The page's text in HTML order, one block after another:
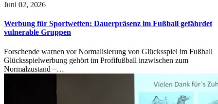
Juni 02, 2026
Werbung für Sportwetten: Dauerpräsenz im Fußball gefährdet
vulnerable Gruppen
Forschende warnen vor Normalisierung von Glücksspiel im Fußball
Glücksspielwerbung gehört im Profifußball inzwischen zum
Normalzustand –…